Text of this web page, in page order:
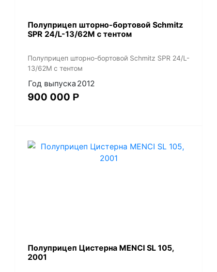
Полуприцеп шторно-бортовой Schmitz
SPR 24/L-13/62M с тентом
Полуприцеп шторно-бортовой Schmitz SPR 24/L-
13/62M с тентом
Год выпуска 2012
900 000 Р
Полуприцеп Цистерна MENCI SL 105,
2001